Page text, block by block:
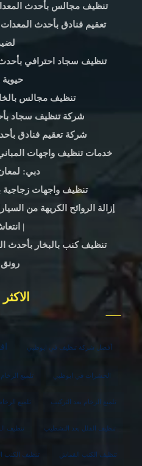
تنظيف مجالس بأحدث
تعقيم فنادق بأحدث
تنظيف سجاد احترافي
تنظيف مجالس
شركة تنظيف سجاد
شركة تعقيم فنادق
خدمات تنظيف واجهات
دبي:
تنظيف واجهات
إزالة الروائح الكريهة من
|
تنظيف كنب بالبخار بأحدث
رونق
أفضل شركة تنظيف في ابوظبي
الحشرات في ابوظبي تلميع
تلميع الرخام بعد التركيب تلميع
تنظيف الفلل بعد التشطيب تنظيف
تنظيف الكنب القماش تنظيف الكنب